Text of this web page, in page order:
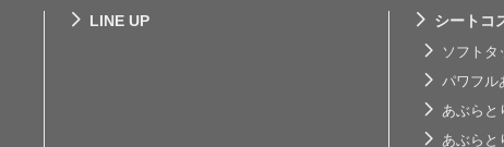
LINE UP シートコ
ソフトタ
パワフル
あぶらと
あぶらと